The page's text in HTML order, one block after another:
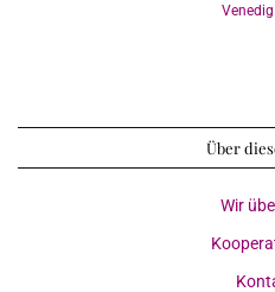
Venedig
Über
Wir